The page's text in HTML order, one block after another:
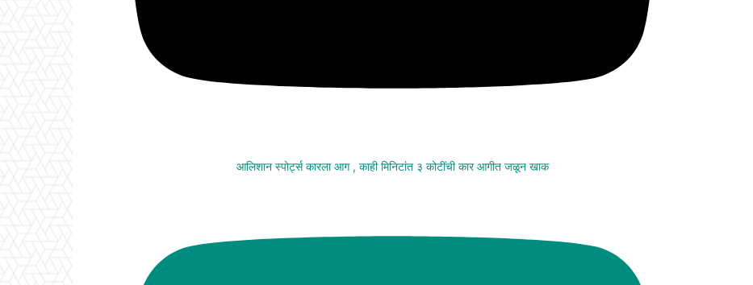
आलिशान स्पोर्ट्स कारला आग , काही मिनिटांत ३ कोटींची कार आगीत जळून खाक